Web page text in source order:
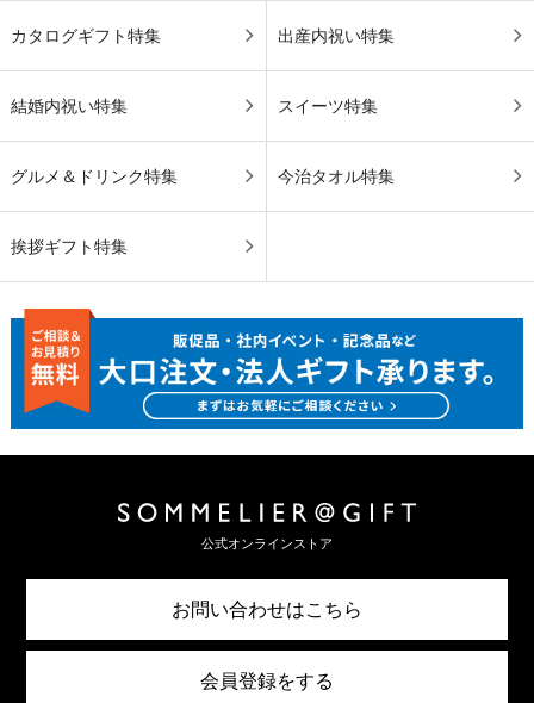
カタログギフト特集 出産内祝い特集
結婚内祝い特集 スイーツ特集
グルメ＆ドリンク特集 今治タオル特集
挨拶ギフト特集
公式オンラインストア
お問い合わせはこちら
会員登録をする